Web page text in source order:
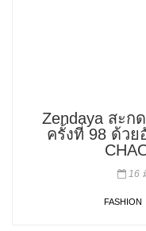
Zendaya สะก
ครั้งที่ 98 ด้ว
16
FASHION